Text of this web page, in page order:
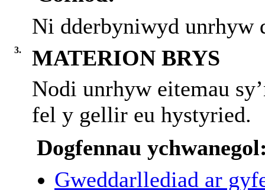
Ni dderbyniwyd unrhyw
3.
MATERION BRYS
Nodi unrhyw eitemau
fel y gellir eu hystyried.
Dogfennau
Gweddarllediad ar